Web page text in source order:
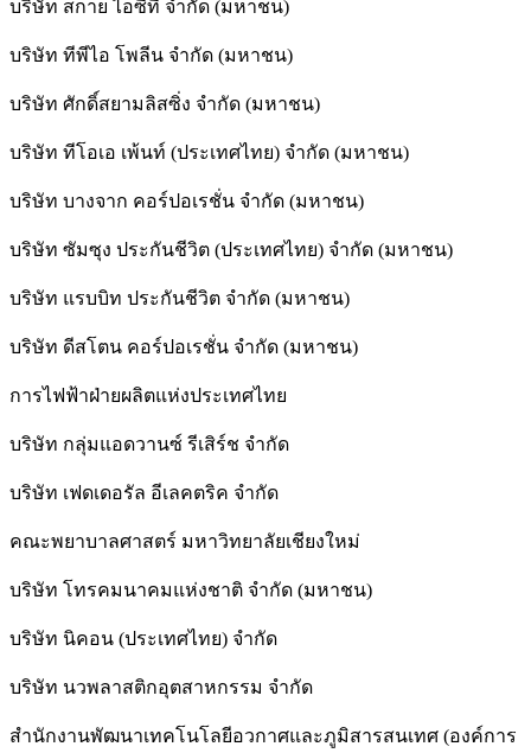
บริษัท สกาย ไอซีที จำกัด (มหาชน)
บริษัท ทีพีไอ โพลีน จำกัด (มหาชน)
บริษัท ศักดิ์สยามลิสซิ่ง จำกัด (มหาชน)
บริษัท ทีโอเอ เพ้นท์ (ประเทศไทย) จำกัด (มหาชน)
บริษัท บางจาก คอร์ปอเรชั่น จำกัด (มหาชน)
บริษัท ซัมซุง ประกันชีวิต (ประเทศไทย) จำกัด (มหาชน)
บริษัท แรบบิท ประกันชีวิต จำกัด (มหาชน)
บริษัท ดีสโตน คอร์ปอเรชั่น จำกัด (มหาชน)
การไฟฟ้าฝ่ายผลิตแห่งประเทศไทย
บริษัท กลุ่มแอดวานซ์ รีเสิร์ช จำกัด
บริษัท เฟดเดอรัล อีเลคตริค จำกัด
คณะพยาบาลศาสตร์ มหาวิทยาลัยเชียงใหม่
บริษัท โทรคมนาคมแห่งชาติ จำกัด (มหาชน)
บริษัท นิคอน (ประเทศไทย) จำกัด
บริษัท นวพลาสติกอุตสาหกรรม จำกัด
สำนักงานพัฒนาเทคโนโลยีอวกาศและภูมิสารสนเทศ (องค์การ